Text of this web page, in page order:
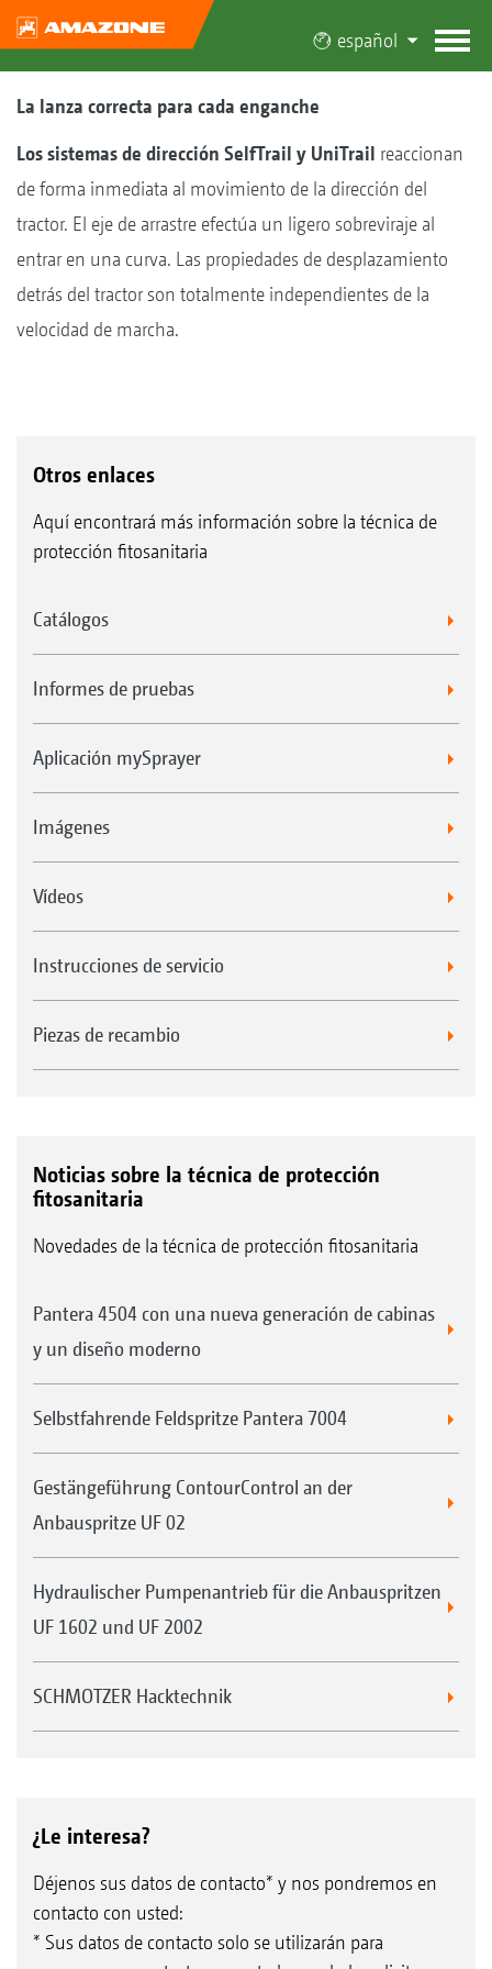
español
La lanza correcta para cada enganche
Los sistemas de dirección SelfTrail y UniTrail reaccionan
de forma inmediata al movimiento de la dirección del
tractor. El eje de arrastre efectúa un ligero sobreviraje al
entrar en una curva. Las propiedades de desplazamiento
detrás del tractor son totalmente independientes de la
velocidad de marcha.
Otros enlaces
Aquí encontrará más información sobre la técnica de
protección fitosanitaria
Catálogos
Informes de pruebas
Aplicación mySprayer
Imágenes
Vídeos
Instrucciones de servicio
Piezas de recambio
Noticias sobre la técnica de protección
fitosanitaria
Novedades de la técnica de protección fitosanitaria
Pantera 4504 con una nueva generación de cabinas
y un diseño moderno
Selbstfahrende Feldspritze Pantera 7004
Gestängeführung ContourControl an der
Anbauspritze UF 02
Hydraulischer Pumpenantrieb für die Anbauspritzen
UF 1602 und UF 2002
SCHMOTZER Hacktechnik
¿Le interesa?
Déjenos sus datos de contacto* y nos pondremos en
contacto con usted:
* Sus datos de contacto solo se utilizarán para